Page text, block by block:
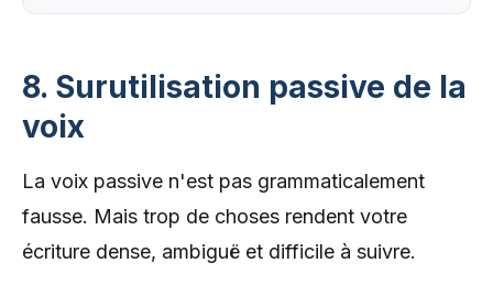
8. Surutilisation passive de la
voix
La voix passive n'est pas grammaticalement
fausse. Mais trop de choses rendent votre
écriture dense, ambiguë et difficile à suivre.